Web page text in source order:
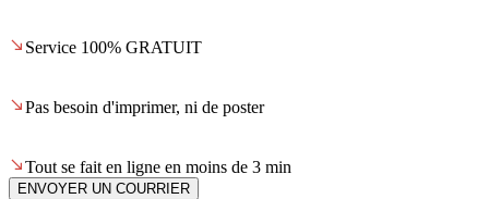
Service 100% GRATUIT
Pas besoin d'imprimer, ni de poster
Tout se fait en ligne en moins de 3 min
ENVOYER UN COURRIER